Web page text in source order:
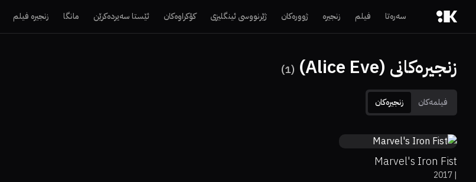
سەرەتا فیلم زنجیرە ژوورەکان ژێرنووسی ئینگلیزی کۆکراوەکان ئێستا سەیردەکرێن مانگا زنجیرە فیلم
زنجیرەکانی (Alice Eve) (
1
)
فیلمەکان زنجیرەکان 6.5
Marvel's Iron Fist
|
2017